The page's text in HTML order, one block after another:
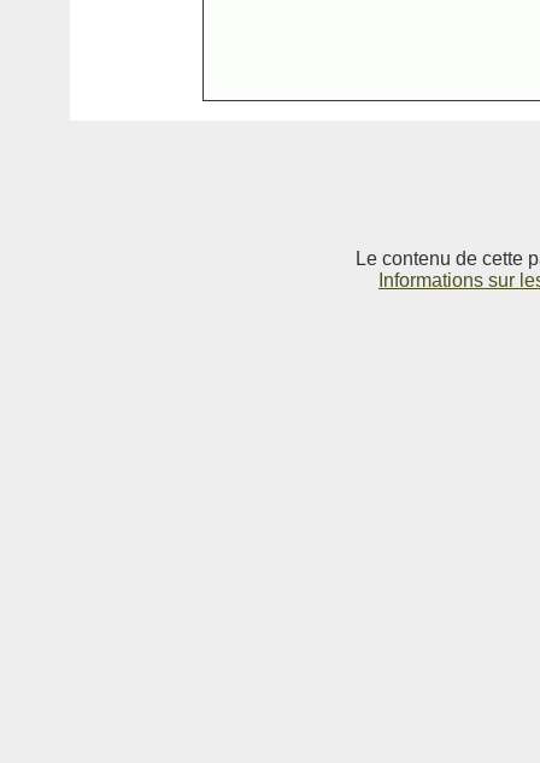
Le contenu de cette
Informations sur